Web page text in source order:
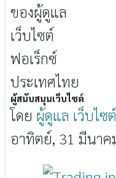
ผู้สนับสนุนเว็บไซต์
โดย ผู้ดูแล เว็บไซ
อาทิตย์, 31 มีนาค